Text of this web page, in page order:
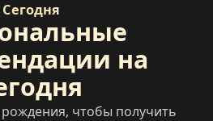
Сегодня
на
чтобы получить